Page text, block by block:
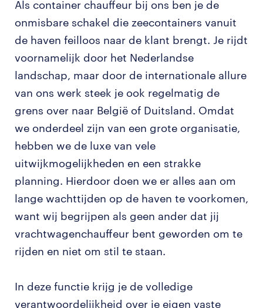
Als container chauffeur bij ons ben je de
onmisbare schakel die zeecontainers vanuit
de haven feilloos naar de klant brengt. Je rijdt
voornamelijk door het Nederlandse
landschap, maar door de internationale allure
van ons werk steek je ook regelmatig de
grens over naar België of Duitsland. Omdat
we onderdeel zijn van een grote organisatie,
hebben we de luxe van vele
uitwijkmogelijkheden en een strakke
planning. Hierdoor doen we er alles aan om
lange wachttijden op de haven te voorkomen,
want wij begrijpen als geen ander dat jij
vrachtwagenchauffeur bent geworden om te
rijden en niet om stil te staan.
In deze functie krijg je de volledige
verantwoordelijkheid over je eigen vaste